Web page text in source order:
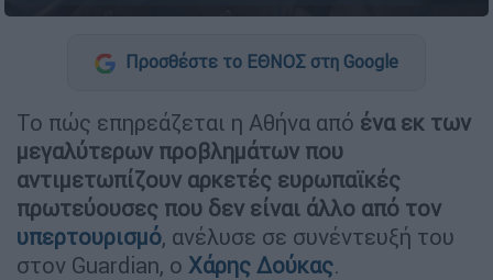
Προσθέστε το ΕΘΝΟΣ στη Google
Το πώς επηρεάζεται η Αθήνα από ένα εκ των
μεγαλύτερων προβλημάτων που
αντιμετωπίζουν αρκετές ευρωπαϊκές
πρωτεύουσες που δεν είναι άλλο από τον
υπερτουρισμό, ανέλυσε σε συνέντευξή του
στον Guardian, ο Χάρης Δούκας.